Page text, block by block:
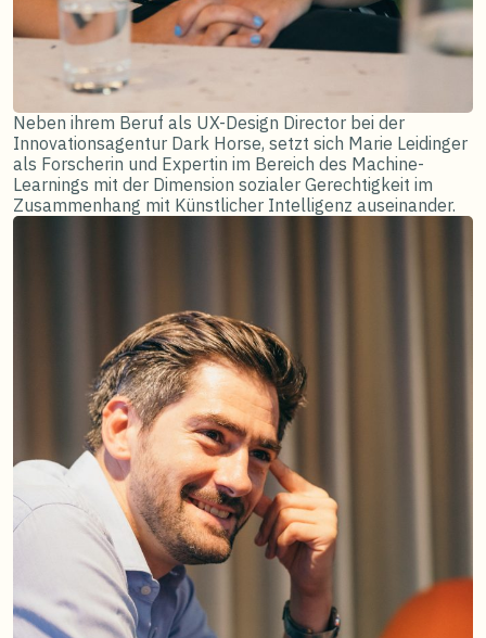
Neben ihrem Beruf als UX-Design Director bei der
Innovationsagentur Dark Horse, setzt sich Marie Leidinger
als Forscherin und Expertin im Bereich des Machine-
Learnings mit der Dimension sozialer Gerechtigkeit im
Zusammenhang mit Künstlicher Intelligenz auseinander.